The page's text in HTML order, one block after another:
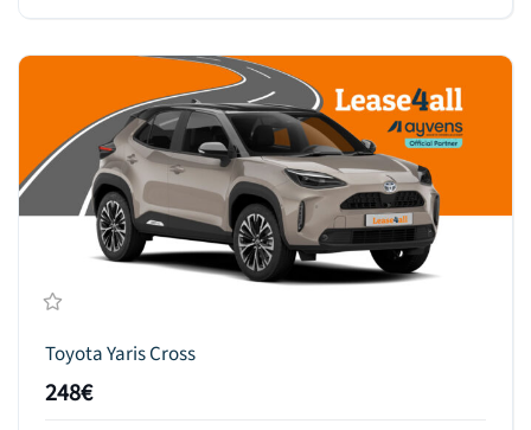
Toyota Yaris Cross
248€